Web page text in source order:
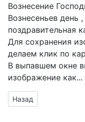
Вознесение
Вознесеньев
поздравительная
Для сохранения
делаем клик по
В выпавшем окне
изображение как...
Предыдущий
Назад